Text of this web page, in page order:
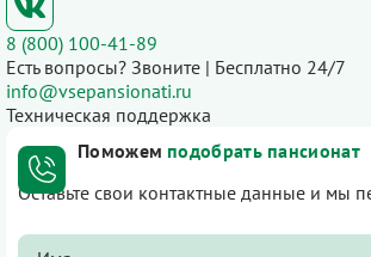
8 (800) 100-41-89
Есть вопросы? Звоните | Бесплатно 24/7
info@vsepansionati.ru
Техническая поддержка
Поможем подобрать пансионат
Оставьте свои контактные данные и мы